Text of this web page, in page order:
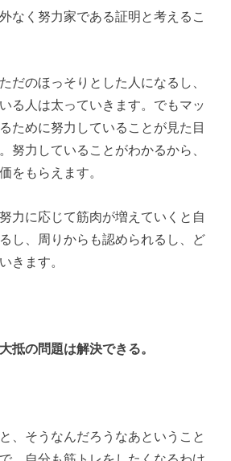
なく努力家である証明と考えるこ
だのほっそりとした人になるし、
る人は太っていきます。でもマッ
ために努力していることが見た目
努力していることがわかるから、
をもらえます。
力に応じて筋肉が増えていくと自
し、周りからも認められるし、ど
きます。
抵の問題は解決できる。
、そうなんだろうなあということ